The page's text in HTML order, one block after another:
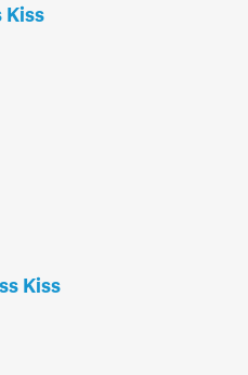
Kiss
Kiss